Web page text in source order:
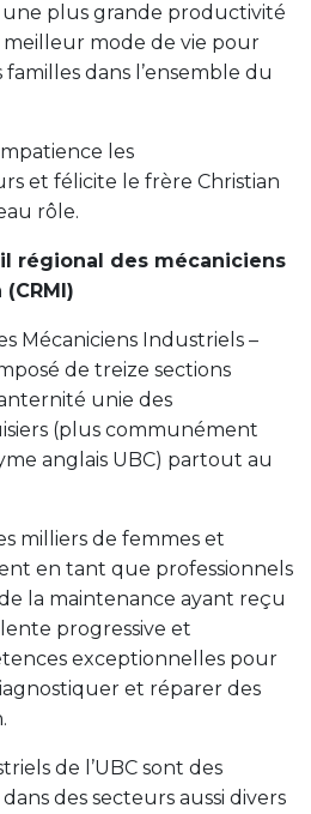
une plus grande productivité
mode de vie pour
dans l’ensemble du
les
et félicite le frère Christian
rôle.
régional des mécaniciens
Mécaniciens Industriels –
de treize sections
unie des
(plus communément
anglais UBC) partout au
milliers de femmes et
en tant que professionnels
la maintenance ayant reçu
progressive et
exceptionnelles pour
et réparer des
de l’UBC sont des
des secteurs aussi divers